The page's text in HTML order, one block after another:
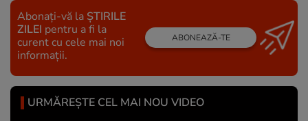
Abonați-vă la ȘTIRILE
ZILEI pentru a fi la
curent cu cele mai noi
informații.
ABONEAZĂ-TE
URMĂREȘTE CEL MAI NOU VIDEO